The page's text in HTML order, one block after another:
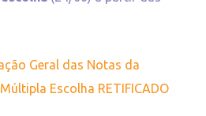
Geral das Notas da
Escolha RETIFICADO